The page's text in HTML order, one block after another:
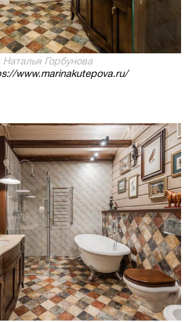
Горбунова
www.marinakutepova.ru/